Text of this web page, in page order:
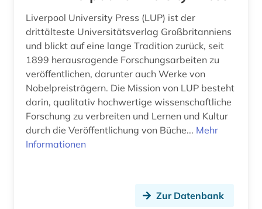
Liverpool University Press (LUP) ist der
drittälteste Universitätsverlag Großbritanniens
und blickt auf eine lange Tradition zurück, seit
1899 herausragende Forschungsarbeiten zu
veröffentlichen, darunter auch Werke von
Nobelpreisträgern. Die Mission von LUP besteht
darin, qualitativ hochwertige wissenschaftliche
Forschung zu verbreiten und Lernen und Kultur
durch die Veröffentlichung von Büche... Mehr
Informationen
Zur Datenbank